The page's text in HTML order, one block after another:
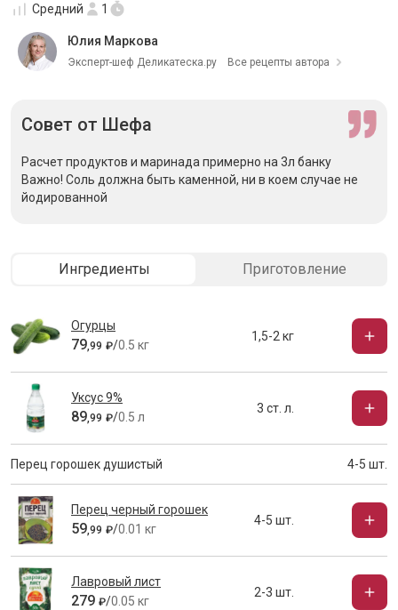
Средний 1
Юлия Маркова
Эксперт-шеф Деликатеска.ру Все рецепты автора
Совет от Шефа
Расчет продуктов и маринада примерно на 3л банку
Важно! Соль должна быть каменной, ни в коем случае не
йодированной
Ингредиенты Приготовление
Огурцы
79,99 ₽/0.5 кг
1,5-2 кг
Уксус 9%
89,99 ₽/0.5 л
3 ст. л.
Перец горошек душистый 4-5 шт.
Перец черный горошек
59,99 ₽/0.01 кг
4-5 шт.
Лавровый лист
279 ₽/0.05 кг
2-3 шт.